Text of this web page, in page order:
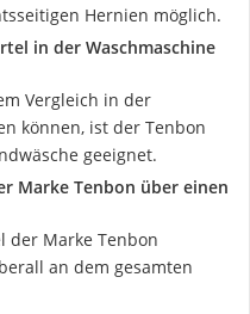
Hernien möglich.
in der Waschmaschine
Vergleich in der
können, ist der Tenbon
geeignet.
Marke Tenbon über einen
der Marke Tenbon
an dem gesamten